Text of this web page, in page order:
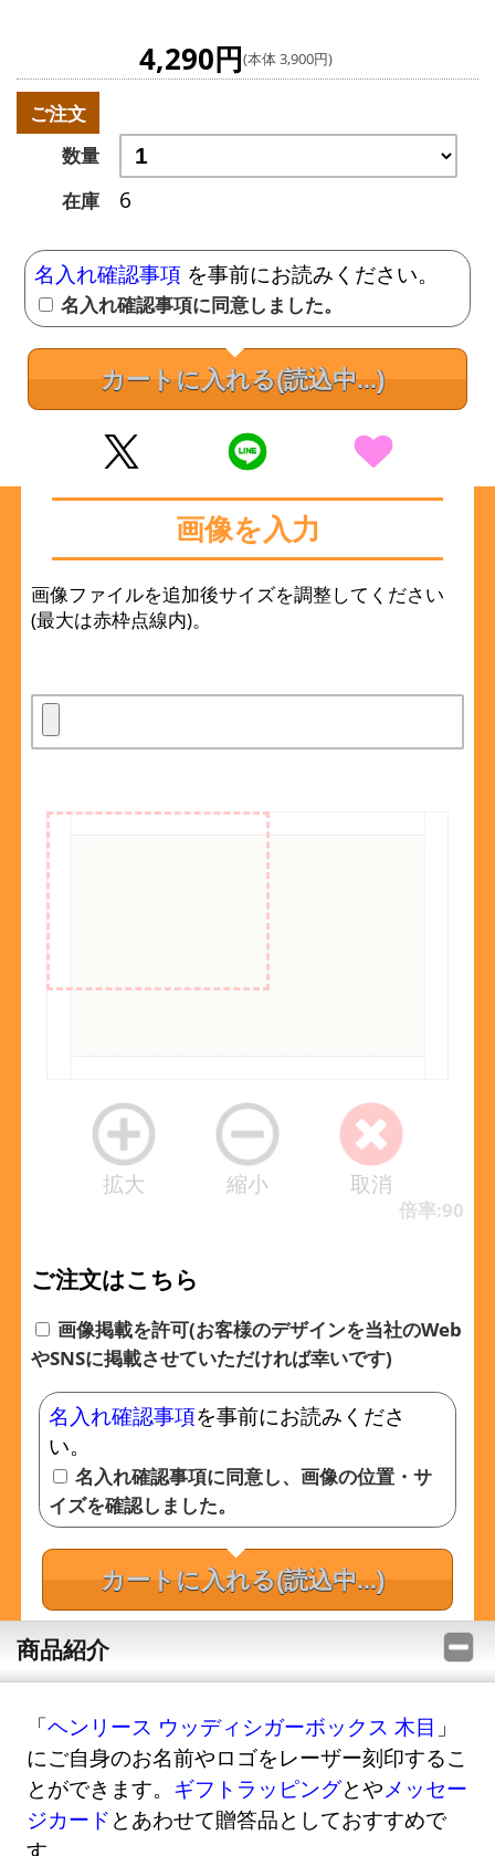
4,290円(本体 3,900円)
ご注文
数量
在庫
6
名入れ確認事項 を事前にお読みください。
名入れ確認事項に同意しました。
カートに入れる(読込中...)
画像を入力
画像ファイルを追加後サイズを調整してください
(最大は赤枠点線内)。
拡大 縮小 取消
倍率:90
ご注文はこちら
画像掲載を許可(お客様のデザインを当社のWeb
やSNSに掲載させていただければ幸いです)
名入れ確認事項を事前にお読みくださ
い。
名入れ確認事項に同意し、画像の位置・サ
イズを確認しました。
カートに入れる(読込中...)
商品紹介
「ヘンリース ウッディシガーボックス 木目 」
にご自身のお名前やロゴをレーザー刻印するこ
とができます。 ギフトラッピングとやメッセー
ジカード とあわせて贈答品としておすすめで
す。